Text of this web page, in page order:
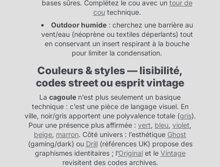
bases sûres. Complétez le cou avec un tour de
coutechnique.
Outdoor humide: cherchez une barrière au
vent/eau (néoprène ou textiles déperlants) tout
en conservant un insert respirant à la bouche
pour limiter la condensation.
Couleurs & styles — lisibilité,
codes street ou esprit vintage
La cagoule n’est plus seulement un basique
technique : c’est une pièce de langage visuel. En
ville, noir/gris apportent une polyvalence totale (gris).
Pour une présence plus affirmée : vert, bleu, violet,
beige, marron. Côté univers : l’esthétique Ghost
(gaming/dark) ou Drill(références UK) propose des
graphismes identitaires ; l’Originalet le Vintage
revisitent des codes archives.